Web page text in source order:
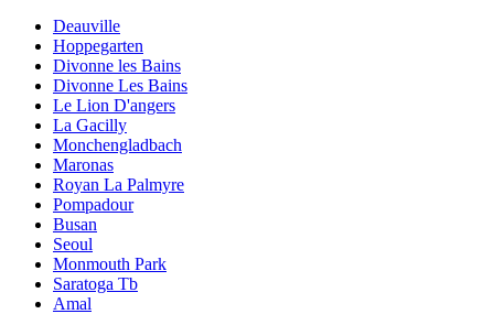
Deauville
Hoppegarten
Divonne les Bains
Divonne Les Bains
Le Lion D'angers
La Gacilly
Monchengladbach
Maronas
Royan La Palmyre
Pompadour
Busan
Seoul
Monmouth Park
Saratoga Tb
Amal